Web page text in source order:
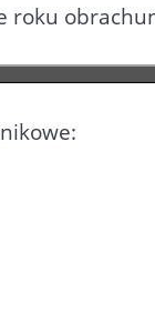
roku